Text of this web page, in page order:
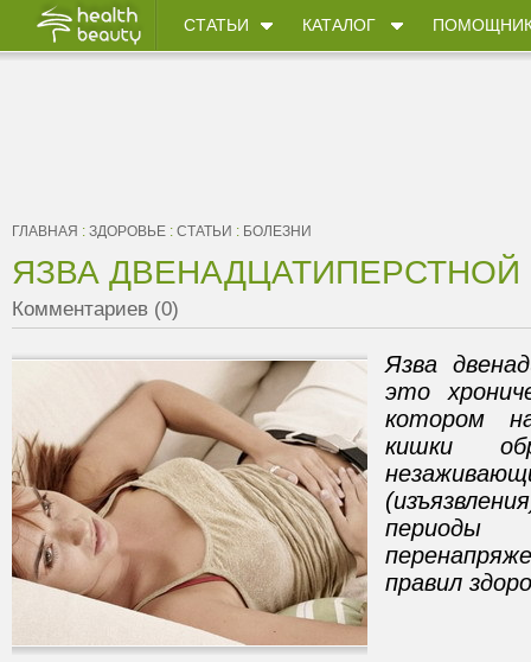
СТАТЬИ КАТАЛОГ
ГЛАВНАЯ : ЗДОРОВЬЕ : СТАТЬИ : БОЛЕЗНИ
ЯЗВА
Комментариев (0)
Язва
это
котором
кишки
периоды
правил